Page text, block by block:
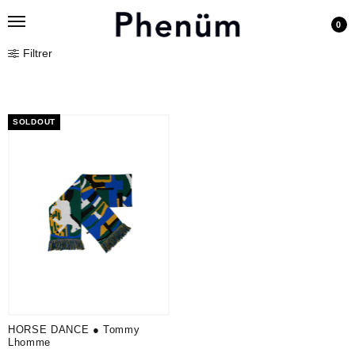
0
Filtrer
SOLDOUT
HORSE DANCE ● Tommy
Lhomme